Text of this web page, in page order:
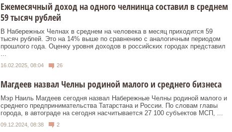
Ежемесячный доход на одного челнинца составил в среднем
59 тысяч рублей
В Набережных Челнах в среднем на человека в месяц приходится 59
тысяч рублей. Это на 14% выше по сравнению с аналогичным периодом
прошлого года. Оценку уровня доходов в российских городах представил
...
16.02.2025, 08:04 26
Магдеев назвал Челны родиной малого и среднего бизнеса
Мэр Наиль Магдеев сегодня назвал Набережные Челны родиной малого и
среднего предпринимательства Татарстана и России. По словам главы
города, в автограде на сегодня насчитывается 27 100 субъектов МСП, ...
09.12.2024, 08:38 2